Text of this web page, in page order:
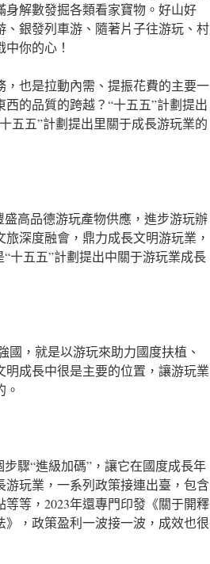
解數發掘各類看家寶物。好山好
銀發列車游、隨著片子往游玩、村
你的心！
也是拉動內需、提振花費的主要一
的品質的跨越？“十五五”計劃提出
五五”計劃提出里關于成長游玩業的
高品德游玩產物供應，進步游玩辦
深度融會，鼎力成長文明游玩業，
十五五”計劃提出中關于游玩業成長
，就是以游玩來助力國度扶植、
成長中很是主要的位置，讓游玩業
驟“進級加碼”，讓它在國度成長年
玩業，一系列政策接連出臺，包含
等，2023年還專門印發《關于開釋
，政策盈利一波接一波，成效也很